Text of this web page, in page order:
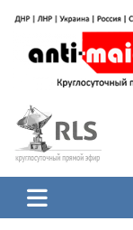
содержимому
на Украине
гражданской войне
ЛНР и других регионах.